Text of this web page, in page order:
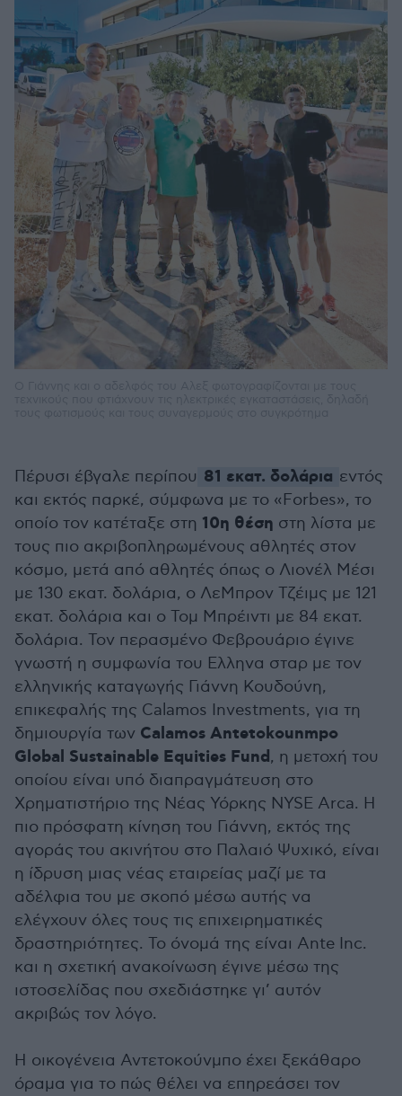
Πέρυσι έβγαλε περίπου 81 εκατ. δολάρια εντός
και εκτός παρκέ, σύμφωνα με το «Forbes», το
οποίο τον κατέταξε στη 10η θέση στη λίστα με
τους πιο ακριβοπληρωμένους αθλητές στον
κόσμο, μετά από αθλητές όπως ο Λιονέλ Μέσι
με 130 εκατ. δολάρια, ο ΛεΜπρον Τζέιμς με 121
εκατ. δολάρια και ο Τομ Μπρέιντι με 84 εκατ.
δολάρια. Τον περασμένο Φεβρουάριο έγινε
γνωστή η συμφωνία του Ελληνα σταρ με τον
ελληνικής καταγωγής Γιάννη Κουδούνη,
επικεφαλής της Calamos Investments, για τη
δημιουργία των Calamos Antetokounmpo
Global Sustainable Equities Fund, η μετοχή του
οποίου είναι υπό διαπραγμάτευση στο
Χρηματιστήριο της Νέας Υόρκης NYSE Arca. Η
πιο πρόσφατη κίνηση του Γιάννη, εκτός της
αγοράς του ακινήτου στο Παλαιό Ψυχικό, είναι
η ίδρυση μιας νέας εταιρείας μαζί με τα
αδέλφια του με σκοπό μέσω αυτής να
ελέγχουν όλες τους τις επιχειρηματικές
δραστηριότητες. Το όνομά της είναι Ante Inc.
και η σχετική ανακοίνωση έγινε μέσω της
ιστοσελίδας που σχεδιάστηκε γι’ αυτόν
ακριβώς τον λόγο.
Η οικογένεια Αντετοκούνμπο έχει ξεκάθαρο
όραμα για το πώς θέλει να επηρεάσει τον